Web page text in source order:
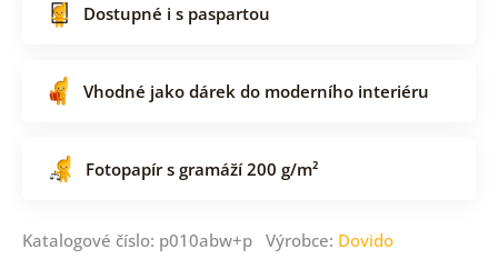
Dostupné i s paspartou
Vhodné jako dárek do moderního interiéru
Fotopapír s gramáží 200 g/m²
Katalogové číslo: p010abw+p Výrobce: Dovido